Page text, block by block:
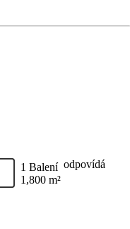
1 Balení odpovídá
1,800 m²